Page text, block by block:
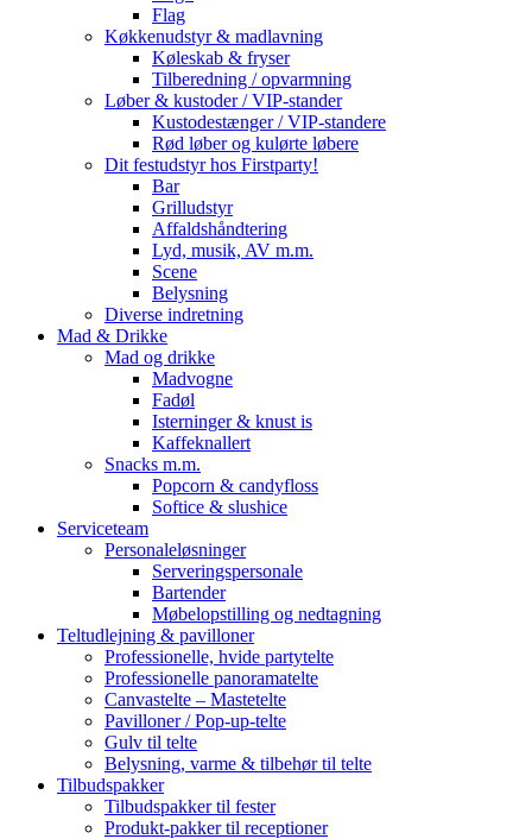
Flag
Køkkenudstyr & madlavning
Køleskab & fryser
Tilberedning / opvarmning
Løber & kustoder / VIP-stander
Kustodestænger / VIP-standere
Rød løber og kulørte løbere
Dit festudstyr hos Firstparty!
Bar
Grilludstyr
Affaldshåndtering
Lyd, musik, AV m.m.
Scene
Belysning
Diverse indretning
Mad & Drikke
Mad og drikke
Madvogne
Fadøl
Isterninger & knust is
Kaffeknallert
Snacks m.m.
Popcorn & candyfloss
Softice & slushice
Serviceteam
Personaleløsninger
Serveringspersonale
Bartender
Møbelopstilling og nedtagning
Teltudlejning & pavilloner
Professionelle, hvide partytelte
Professionelle panoramatelte
Canvastelte – Mastetelte
Pavilloner / Pop-up-telte
Gulv til telte
Belysning, varme & tilbehør til telte
Tilbudspakker
Tilbudspakker til fester
Produkt-pakker til receptioner